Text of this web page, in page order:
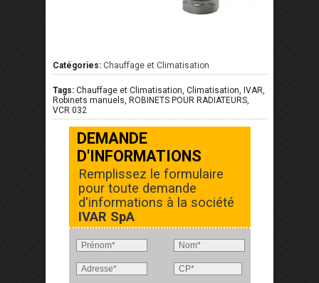
Catégories: Chauffage et Climatisation
Tags: Chauffage et Climatisation, Climatisation, IVAR,
Robinets manuels, ROBINETS POUR RADIATEURS,
VCR 032
DEMANDE
D'INFORMATIONS
Remplissez le formulaire
pour toute demande
d'informations à la société
IVAR SpA